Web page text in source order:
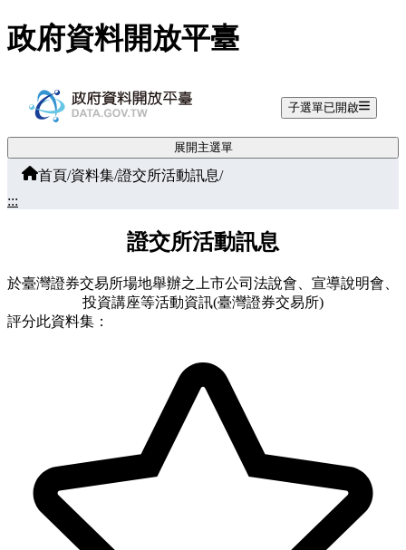
跳至主要內容
政府資料開放平臺
子選單已開啟
展開主選單
首頁/資料集/證交所活動訊息/
:::
證交所活動訊息
於臺灣證券交易所場地舉辦之上市公司法說會、宣導說明會、
投資講座等活動資訊(臺灣證券交易所)
評分此資料集：